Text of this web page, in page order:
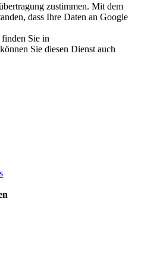
zustimmen. Mit dem
dass Ihre Daten an Google
Sie in
Sie diesen Dienst auch